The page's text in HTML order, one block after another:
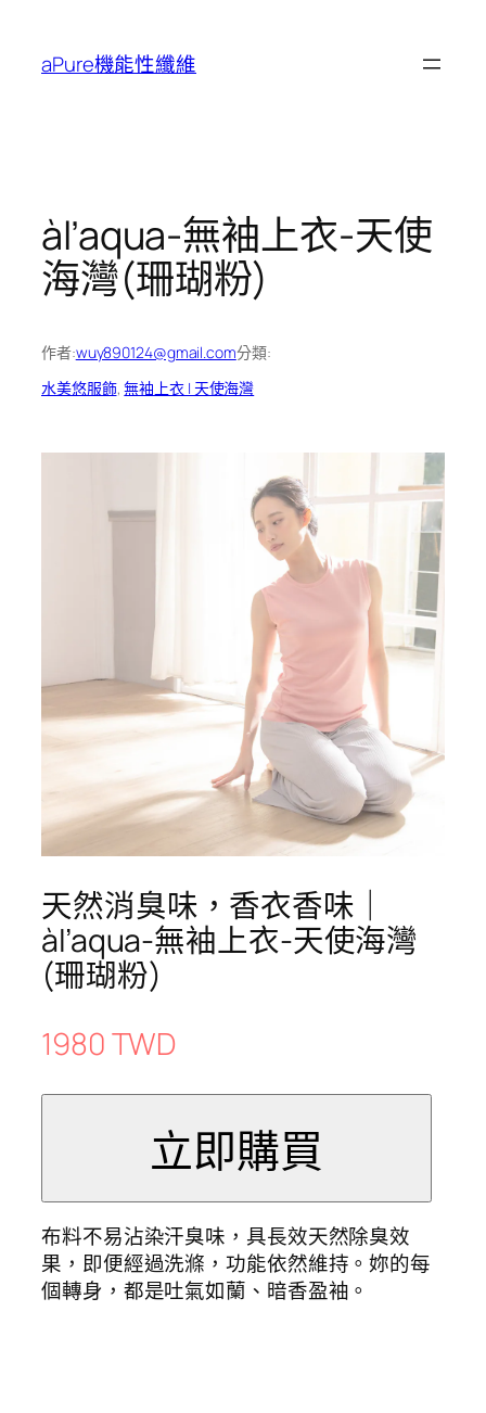
aPure機能性纖維
àl’aqua-無袖上衣-天使
海灣(珊瑚粉)
作者:wuy890124@gmail.com分類:
水美悠服飾, 無袖上衣 | 天使海灣
天然消臭味，香衣香味｜
àl’aqua-無袖上衣-天使海灣
(珊瑚粉)
1980 TWD
布料不易沾染汗臭味，具長效天然除臭效
果，即便經過洗滌，功能依然維持。妳的每
個轉身，都是吐氣如蘭、暗香盈袖。